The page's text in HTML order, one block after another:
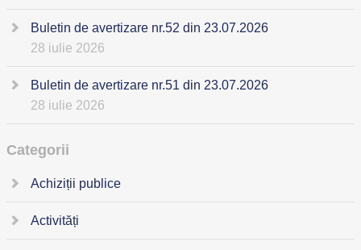
Buletin de avertizare nr.52 din 23.07.2026
28 iulie 2026
Buletin de avertizare nr.51 din 23.07.2026
28 iulie 2026
Categorii
Achiziții publice
Activități